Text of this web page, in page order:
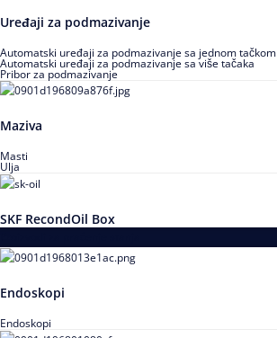
Uređaji za podmazivanje
Automatski uređaji za podmazivanje sa jednom tačkom
Automatski uređaji za podmazivanje sa više tačaka
Pribor za podmazivanje
Maziva
Masti
Ulja
SKF RecondOil Box
Endoskopi
Endoskopi